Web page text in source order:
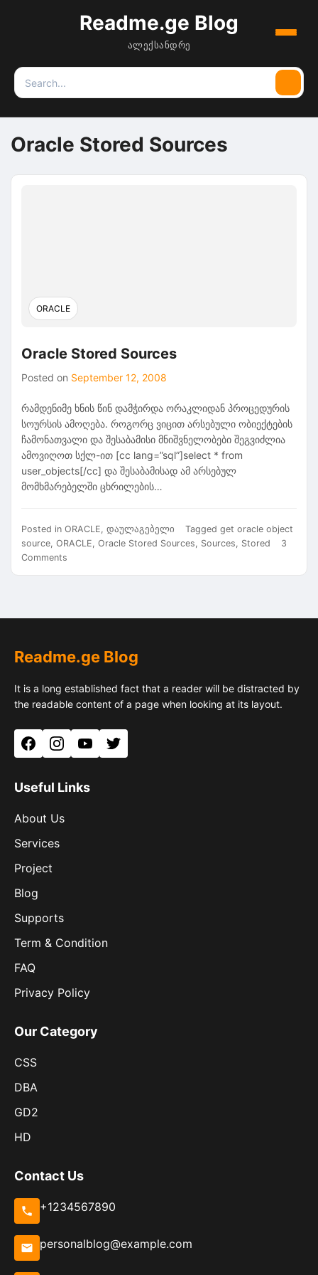
Readme.ge Blog
ალექსანდრე
Menu
Search
for:
Oracle Stored Sources
ORACLE
Oracle Stored Sources
Posted on September 12, 2008
რამდენიმე ხნის წინ დამჭირდა ორაკლიდან პროცედურის
სოურსის ამოღება. როგორც ვიცით არსებული ობიექტების
ჩამონათვალი და შესაბამისი მნიშვნელობები შეგვიძლია
ამოვიღოთ სქლ-ით [cc lang=”sql”]select * from
user_objects[/cc] და შესაბამისად ამ არსებულ
მომხმარებელში ცხრილების…
Posted in ORACLE, დაულაგებელი Tagged get oracle object
source, ORACLE, Oracle Stored Sources, Sources, Stored
3
Comments
Readme.ge Blog
It is a long established fact that a reader will be distracted by
the readable content of a page when looking at its layout.
FacebookInstagramYouTubeTwitter
Useful Links
About Us
Services
Project
Blog
Supports
Term & Condition
FAQ
Privacy Policy
Our Category
CSS
DBA
GD2
HD
Contact Us
+1234567890
personalblog@example.com